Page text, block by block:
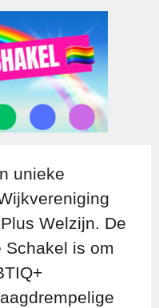
unieke
Welzijn. De
Schakel is om